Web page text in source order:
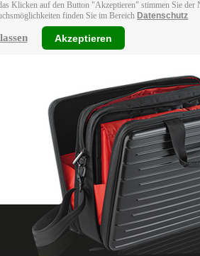
Klicken auf den Button "Akzeptieren" stimmen Sie der
finden Sie im Bereich Datenschutz
Akzeptieren